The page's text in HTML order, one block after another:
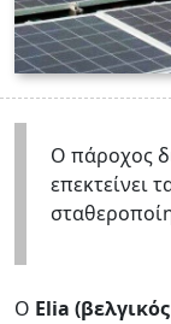
Ο πάροχος
επεκτείνει
Ο Elia